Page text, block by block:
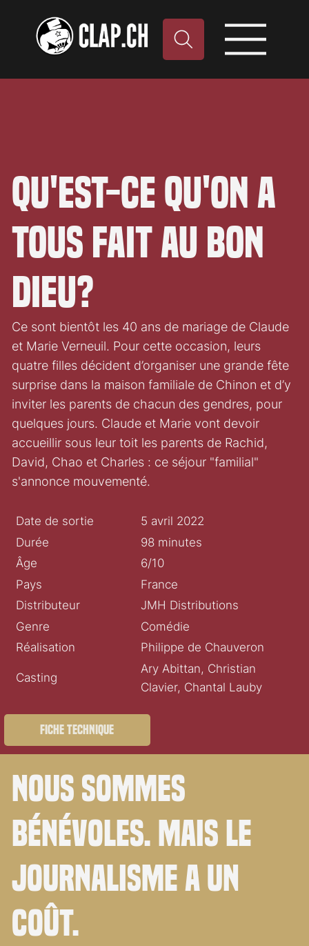
Qu'est-ce qu'on a
tous fait au bon
dieu?
Ce sont bientôt les 40 ans de mariage de Claude
et Marie Verneuil. Pour cette occasion, leurs
quatre filles décident d’organiser une grande fête
surprise dans la maison familiale de Chinon et d’y
inviter les parents de chacun des gendres, pour
quelques jours. Claude et Marie vont devoir
accueillir sous leur toit les parents de Rachid,
David, Chao et Charles : ce séjour "familial"
s'annonce mouvementé.
Date de sortie
5 avril 2022
Durée
98 minutes
Âge
6/10
Pays
France
Distributeur
JMH Distributions
Genre
Comédie
Réalisation
Philippe de Chauveron
Casting
Ary Abittan, Christian
Clavier, Chantal Lauby
Fiche technique
Nous sommes
bénévoles. Mais le
journalisme a un
coût.